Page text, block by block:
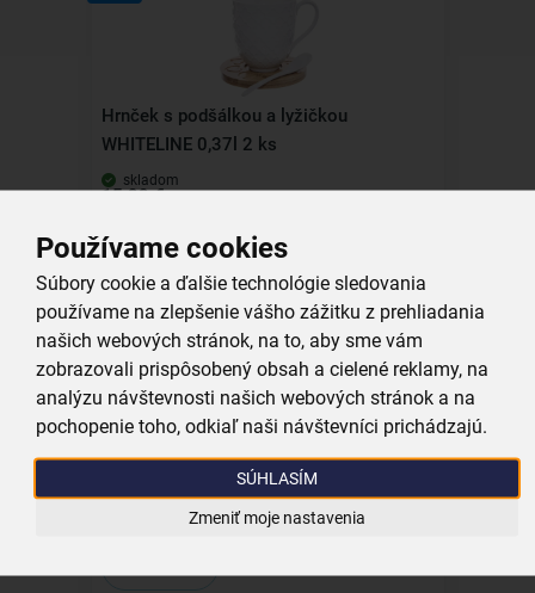
Používame cookies
Súbory cookie a ďalšie technológie sledovania
používame na zlepšenie vášho zážitku z prehliadania
našich webových stránok, na to, aby sme vám
zobrazovali prispôsobený obsah a cielené reklamy, na
analýzu návštevnosti našich webových stránok a na
pochopenie toho, odkiaľ naši návštevníci prichádzajú.
SÚHLASÍM
Zmeniť moje nastavenia
Hrnček s podšálkou a lyžičkou
WHITELINE 0,37l 2 ks
skladom
15,99 €
Vložiť do košíka
Kolekcia
WHITELINE 0,25l 2 ks
nie je skladom